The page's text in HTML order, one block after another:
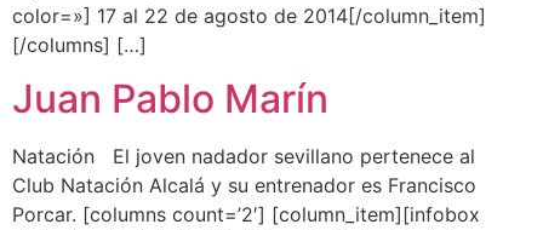
color=»] 17 al 22 de agosto de 2014[/column_item]
[/columns] […]
Juan Pablo Marín
Natación El joven nadador sevillano pertenece al
Club Natación Alcalá y su entrenador es Francisco
Porcar. [columns count=’2′] [column_item][infobox